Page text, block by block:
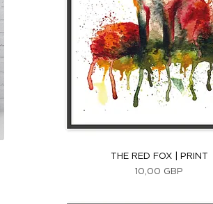
Vista rápida
THE RED FOX | PRINT
Precio
10,00 GBP